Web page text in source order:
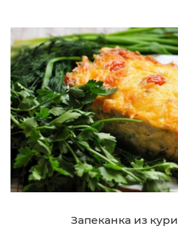
Запеканка из